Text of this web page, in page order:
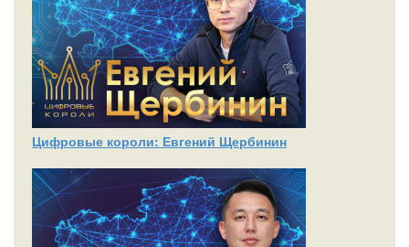
Цифровые короли: Евгений Щербинин